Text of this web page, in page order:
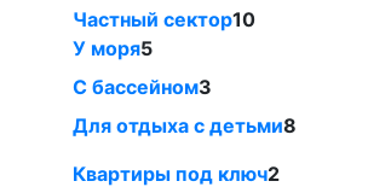
Частный сектор10
У моря5
С бассейном3
Для отдыха с детьми8
Квартиры под ключ2